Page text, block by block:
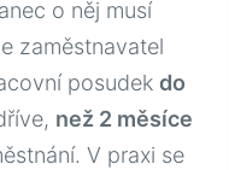
o něj musí
zaměstnavatel
posudek do
než 2 měsíce
V praxi se